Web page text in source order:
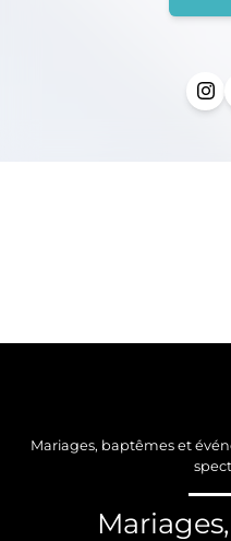
Mariages, baptêmes et